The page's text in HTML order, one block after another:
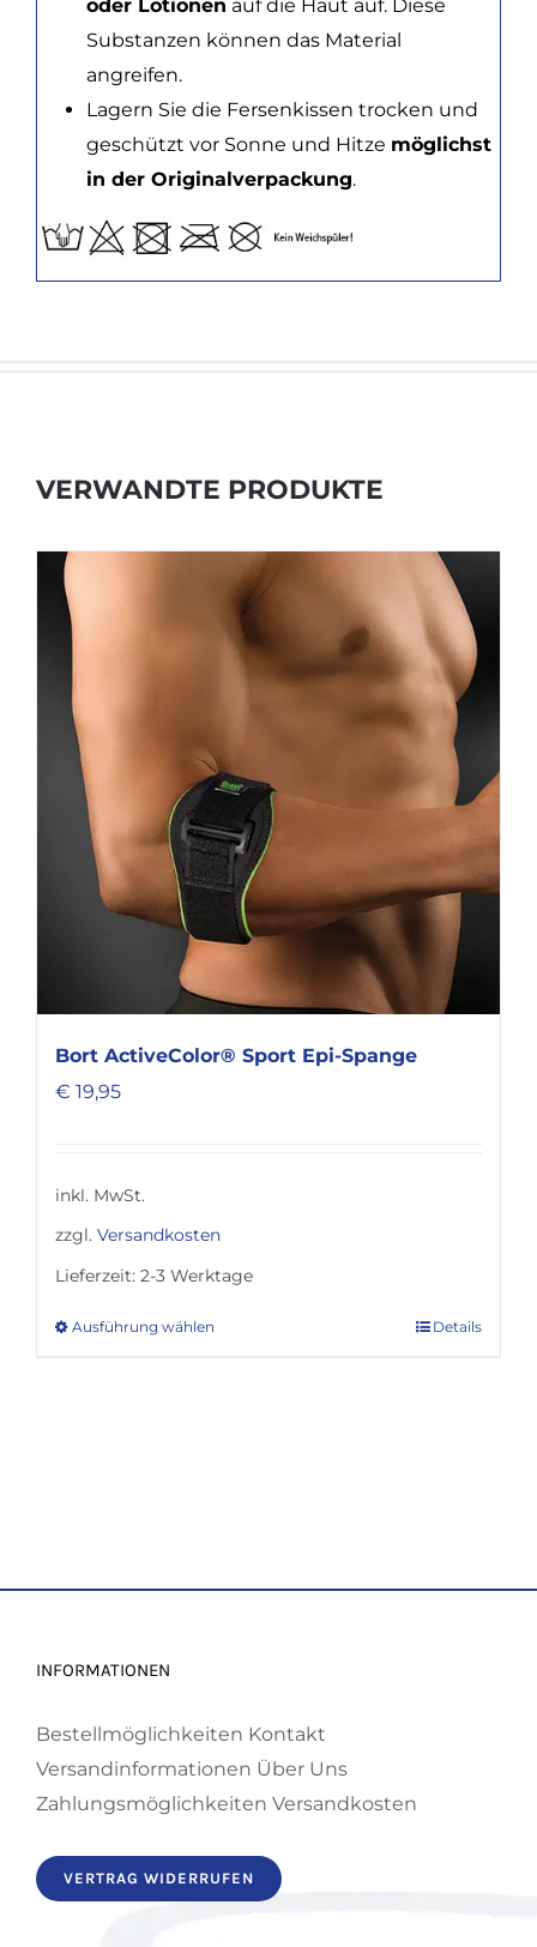
oder Lotionen auf die Haut auf. Diese
Substanzen können das Material
angreifen.
Lagern Sie die Fersenkissen trocken und
geschützt vor Sonne und Hitze möglichst
in der Originalverpackung.
VERWANDTE PRODUKTE
Bort ActiveColor® Sport Epi-Spange
€ 19,95
inkl. MwSt.
zzgl. Versandkosten
Lieferzeit: 2-3 Werktage
Ausführung wählenDieses
Details
INFORMATIONEN
Bestellmöglichkeiten Kontakt
Versandinformationen Über Uns
Zahlungsmöglichkeiten Versandkosten
VERTRAG WIDERRUFEN